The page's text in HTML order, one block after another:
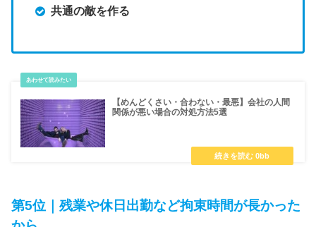
共通の敵を作る
【めんどくさい・合わない・最悪】会社の人間
関係が悪い場合の対処方法5選
第5位｜残業や休日出勤など拘束時間が長かった